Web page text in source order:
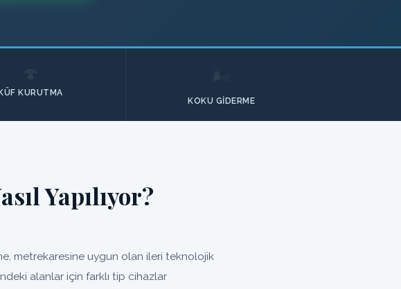
KÜF KURUTMA
KOKU GIDERME
Yapılıyor?
metrekaresine uygun olan ileri teknolojik
alanlar için farklı tip cihazlar